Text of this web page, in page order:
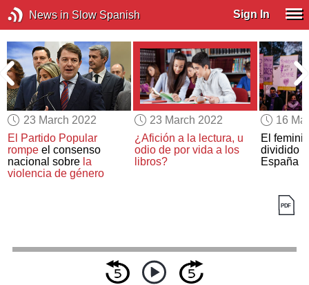
News in Slow Spanish Sign In
23 March 2022
El Partido Popular
rompe el consenso
nacional sobre la
violencia de género
23 March 2022
¿Afición a la lectura, u
odio de por vida a los
libros?
16
El
dividido
España